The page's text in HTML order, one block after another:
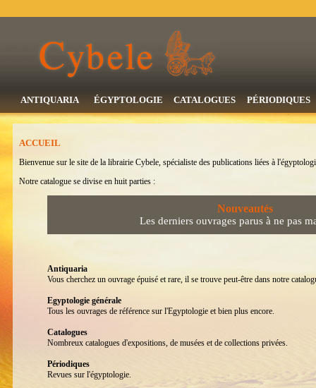
ANTIQUARIA ÉGYPTOLOGIE CATALOGUES PÉRIODIQUES
ACCUEIL
Bienvenue sur le site de la librairie Cybele, spécialiste des publications liées à
Notre catalogue se divise en huit parties :
Nouveautés
Les derniers ouvrages parus à ne pas
Antiquaria
Vous cherchez un ouvrage épuisé et rare, il se trouve peut-être dans notre
Egyptologie générale
Tous les ouvrages de référence sur l'Egyptologie et bien plus encore.
Catalogues
Nombreux catalogues d'expositions, de musées et de collections privées.
Périodiques
Revues sur l'égyptologie.